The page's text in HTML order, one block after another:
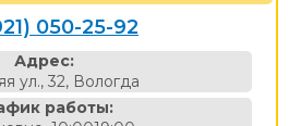
050-25-92
Адрес:
ул., 32, Вологда
работы: